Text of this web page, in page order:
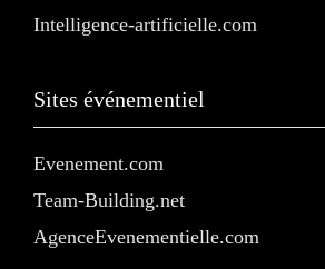
Intelligence-artificielle.com
Sites événementiel
Evenement.com
Team-Building.net
AgenceEvenementielle.com